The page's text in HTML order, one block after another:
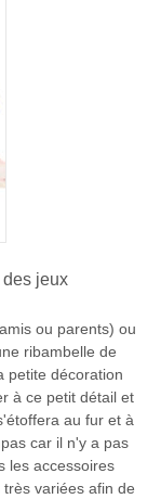
jeux
ou parents) ou
ribambelle de
petite décoration
à ce petit détail et
au fur et à
car il n'y a pas
les accessoires
variées afin de